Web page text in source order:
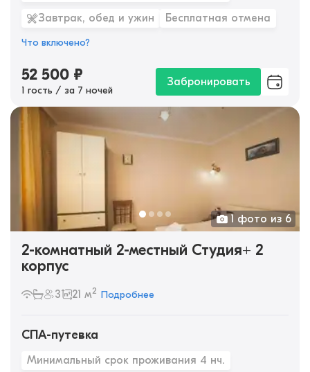
Завтрак, обед и ужин Бесплатная отмена
Что включено?
52 500 ₽
1 гость / за 7 ночей
Забронировать
1 фото из 6
2-комнатный 2-местный Студия+ 2
корпус
3 21 м2 Подробнее
СПА-путевка
Минимальный срок проживания 4 нч.